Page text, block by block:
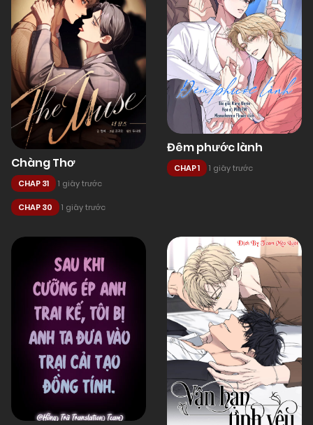
Chàng Thơ
CHAP 31 1 giây trước
CHAP 30 1 giây trước
Đêm phước lành
CHAP 1 1 giây trước